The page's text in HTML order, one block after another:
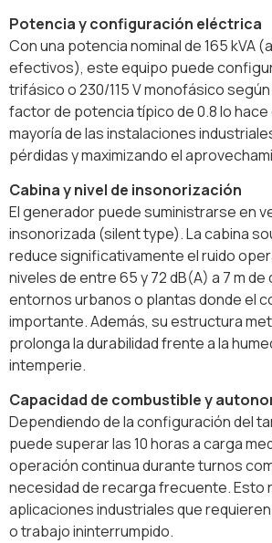
Potencia y configuración eléctrica
Con una potencia nominal de 165 kVA
efectivos), este equipo puede
trifásico o 230/115 V monofásico
factor de potencia típico de 0.8 lo
mayoría de las instalaciones
pérdidas y maximizando el
Cabina y nivel de insonorización
El generador puede suministrarse en
insonorizada (silent type). La cabina
reduce significativamente el ruido
niveles de entre 65 y 72 dB(A) a 7 m de
entornos urbanos o plantas donde el
importante. Además, su estructura
prolonga la durabilidad frente a la
intemperie.
Capacidad de combustible y
Dependiendo de la configuración del
puede superar las 10 horas a carga
operación continua durante turnos
necesidad de recarga frecuente. Esto
aplicaciones industriales que
o trabajo ininterrumpido.